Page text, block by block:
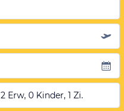
2 Erw, 0 Kinder, 1 Zi.